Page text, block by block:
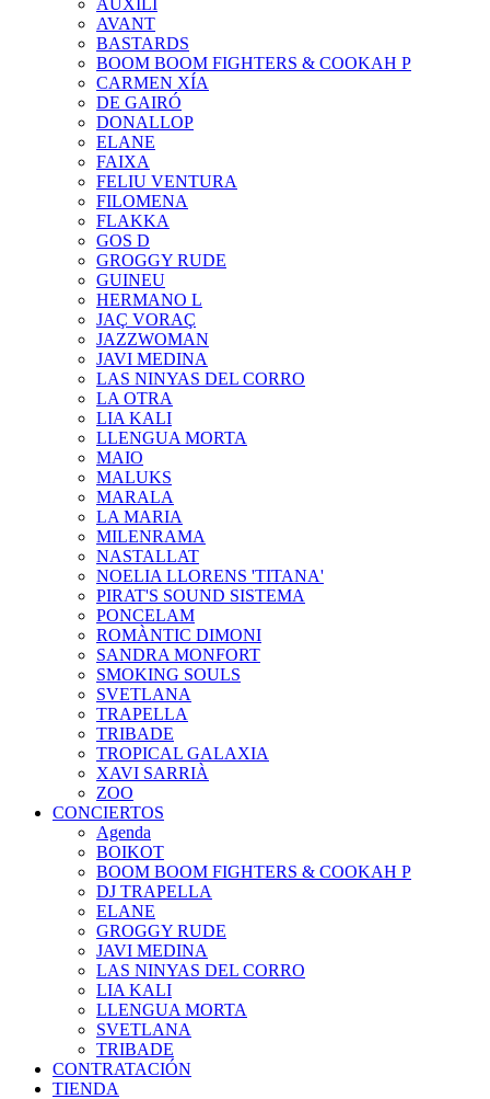
AUXILI
AVANT
BASTARDS
BOOM BOOM FIGHTERS & COOKAH P
CARMEN XÍA
DE GAIRÓ
DONALLOP
ELANE
FAIXA
FELIU VENTURA
FILOMENA
FLAKKA
GOS D
GROGGY RUDE
GUINEU
HERMANO L
JAÇ VORAÇ
JAZZWOMAN
JAVI MEDINA
LAS NINYAS DEL CORRO
LA OTRA
LIA KALI
LLENGUA MORTA
MAIO
MALUKS
MARALA
LA MARIA
MILENRAMA
NASTALLAT
NOELIA LLORENS 'TITANA'
PIRAT'S SOUND SISTEMA
PONCELAM
ROMÀNTIC DIMONI
SANDRA MONFORT
SMOKING SOULS
SVETLANA
TRAPELLA
TRIBADE
TROPICAL GALAXIA
XAVI SARRIÀ
ZOO
CONCIERTOS
Agenda
BOIKOT
BOOM BOOM FIGHTERS & COOKAH P
DJ TRAPELLA
ELANE
GROGGY RUDE
JAVI MEDINA
LAS NINYAS DEL CORRO
LIA KALI
LLENGUA MORTA
SVETLANA
TRIBADE
CONTRATACIÓN
TIENDA